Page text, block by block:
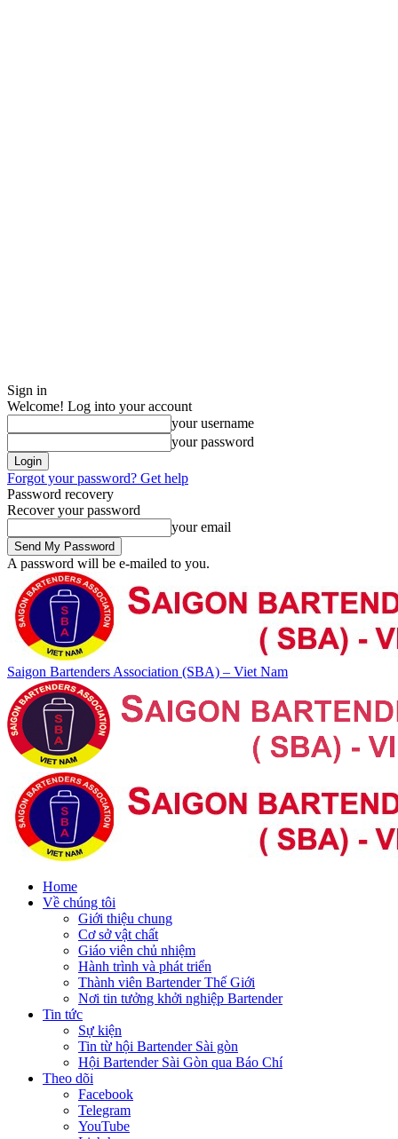
Sign in
Welcome! Log into your account
your username
your password
Forgot your password? Get help
Password recovery
Recover your password
your email
A password will be e-mailed to you.
Saigon Bartenders Association (SBA) – Viet Nam
Home
Về chúng tôi
Giới thiệu chung
Cơ sở vật chất
Giáo viên chủ nhiệm
Hành trình và phát triển
Thành viên Bartender Thế Giới
Nơi tin tưởng khởi nghiệp Bartender
Tin tức
Sự kiện
Tin từ hội Bartender Sài gòn
Hội Bartender Sài Gòn qua Báo Chí
Theo dõi
Facebook
Telegram
YouTube